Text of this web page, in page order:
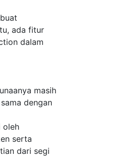
ada fitur
dalam
masih
dengan
oleh
serta
dari segi